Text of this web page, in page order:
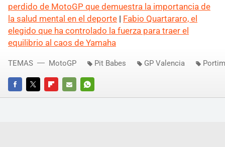
perdido de MotoGP que demuestra la importancia de
la salud mental en el deporte | Fabio Quartararo, el
elegido que ha controlado la fuerza para traer el
equilibrio al caos de Yamaha
FACEBOOKTWITTERFLIPBOARD
E-
WHATSAPP
TEMAS MotoGP Pit Babes GP Valencia